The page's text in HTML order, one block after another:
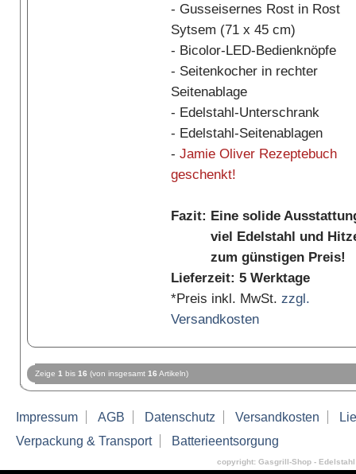
- Gusseisernes Rost in Rost
Sytsem (71 x 45 cm)
- Bicolor-LED-Bedienknöpfe
- Seitenkocher in rechter
Seitenablage
- Edelstahl-Unterschrank
- Edelstahl-Seitenablagen
- Jamie Oliver Rezeptebuch
geschenkt!
Fazit: Eine solide
viel Edelstahl und
zum günstigen Preis!
Lieferzeit: 5 Werktage
*Preis inkl. MwSt. zzgl.
Versandkosten
Zeige 1 bis 16 (von insgesamt 16 Artikeln)
Impressum AGB Datenschutz Versandkosten
Verpackung & Transport
Batterieentsorgung
copyright: Gasgrill-Shop -